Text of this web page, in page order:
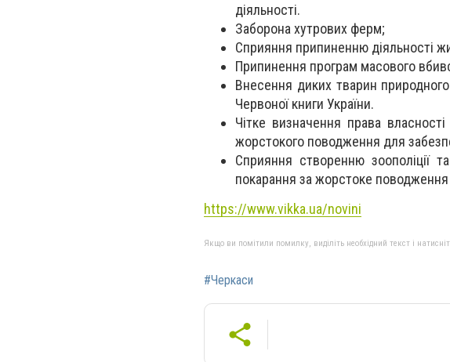
діяльності.
Заборона хутрових ферм;
Сприяння припиненню діяльності
Припинення програм масового
Внесення диких тварин
Червоної книги України.
Чітке визначення права
жорстокого поводження для
Сприяння створенню зоополіції
покарання за жорстоке
https://www.vikka.ua/novini
Якщо ви помітили помилку, виділіть необхідний текст і
#Черкаси